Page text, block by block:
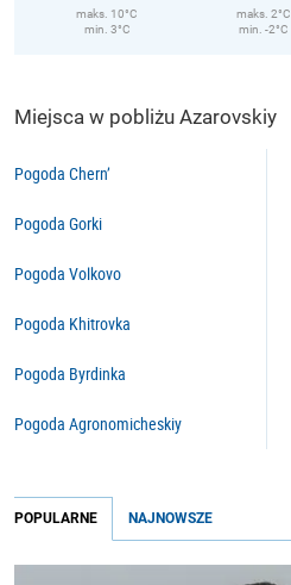
maks. 10°C
min. 3°C
maks. 2°C
min. -2°C
Miejsca w pobliżu Azarovskiy
Pogoda Chern’
Pogoda Gorki
Pogoda Volkovo
Pogoda Khitrovka
Pogoda Byrdinka
Pogoda Agronomicheskiy
POPULARNE NAJNOWSZE